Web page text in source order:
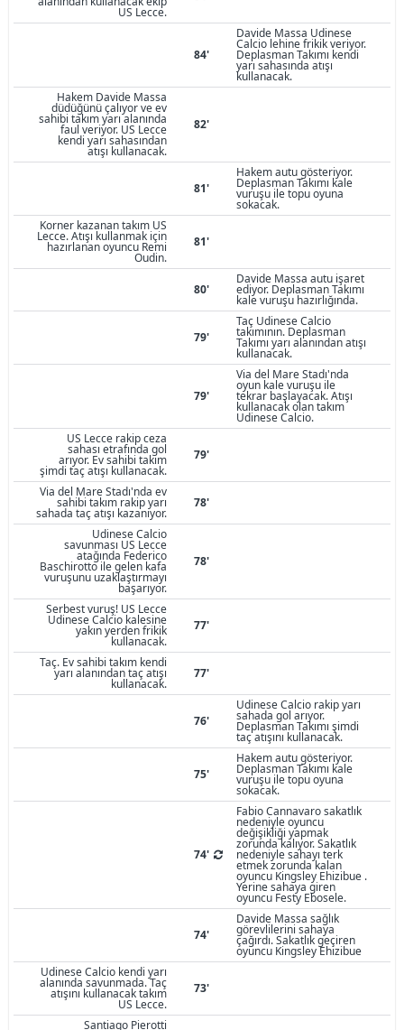
US Lecce.
84'
Davide Massa Udinese
Calcio lehine frikik veriyor.
Deplasman Takımı kendi
yarı sahasında atışı
kullanacak.
Hakem Davide Massa
düdüğünü çalıyor ve ev
sahibi takım yarı alanında
faul veriyor. US Lecce
kendi yarı sahasından
atışı kullanacak.
82'
81'
Hakem autu gösteriyor.
Deplasman Takımı kale
vuruşu ile topu oyuna
sokacak.
Korner kazanan takım US
Lecce. Atışı kullanmak için
hazırlanan oyuncu Remi
Oudin.
81'
80'
Davide Massa autu işaret
ediyor. Deplasman Takımı
kale vuruşu hazırlığında.
79'
Taç Udinese Calcio
takımının. Deplasman
Takımı yarı alanından atışı
kullanacak.
79'
Via del Mare Stadı'nda
oyun kale vuruşu ile
tekrar başlayacak. Atışı
kullanacak olan takım
Udinese Calcio.
US Lecce rakip ceza
sahası etrafında gol
arıyor. Ev sahibi takım
şimdi taç atışı kullanacak.
79'
Via del Mare Stadı'nda ev
sahibi takım rakip yarı
sahada taç atışı kazanıyor.
78'
Udinese Calcio
savunması US Lecce
atağında Federico
Baschirotto ile gelen kafa
vuruşunu uzaklaştırmayı
başarıyor.
78'
Serbest vuruş! US Lecce
Udinese Calcio kalesine
yakın yerden frikik
kullanacak.
77'
Taç. Ev sahibi takım kendi
yarı alanından taç atışı
kullanacak.
77'
76'
Udinese Calcio rakip yarı
sahada gol arıyor.
Deplasman Takımı şimdi
taç atışını kullanacak.
75'
Hakem autu gösteriyor.
Deplasman Takımı kale
vuruşu ile topu oyuna
sokacak.
74'
Fabio Cannavaro sakatlık
nedeniyle oyuncu
değişikliği yapmak
zorunda kalıyor. Sakatlık
nedeniyle sahayı terk
etmek zorunda kalan
oyuncu Kingsley Ehizibue .
Yerine sahaya giren
oyuncu Festy Ebosele.
74'
Davide Massa sağlık
görevlilerini sahaya
çağırdı. Sakatlık geçiren
oyuncu Kingsley Ehizibue
Udinese Calcio kendi yarı
alanında savunmada. Taç
atışını kullanacak takım
US Lecce.
73'
Santiago Pierotti